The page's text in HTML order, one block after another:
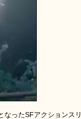
なったSFアクションスリ